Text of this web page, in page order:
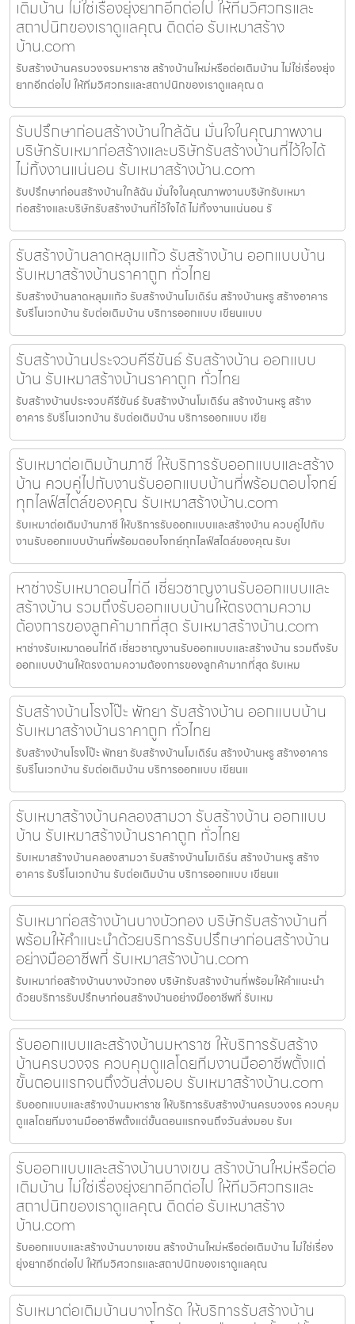
เติมบ้าน ไม่ใช่เรื่องยุ่งยากอีกต่อไป ให้ทีมวิศวกรและ
สถาปนิกของเราดูแลคุณ ติดต่อ รับเหมาสร้าง
บ้าน.com
รับสร้างบ้านครบวงจรมหาราช สร้างบ้านใหม่หรือต่อเติมบ้าน ไม่ใช่เรื่องยุ่ง
ยากอีกต่อไป ให้ทีมวิศวกรและสถาปนิกของเราดูแลคุณ ต
รับปรึกษาก่อนสร้างบ้านใกล้ฉัน มั่นใจในคุณภาพงาน
บริษัทรับเหมาก่อสร้างและบริษัทรับสร้างบ้านที่ไว้ใจได้
ไม่ทิ้งงานแน่นอน รับเหมาสร้างบ้าน.com
รับปรึกษาก่อนสร้างบ้านใกล้ฉัน มั่นใจในคุณภาพงานบริษัทรับเหมา
ก่อสร้างและบริษัทรับสร้างบ้านที่ไว้ใจได้ ไม่ทิ้งงานแน่นอน รั
รับสร้างบ้านลาดหลุมแก้ว รับสร้างบ้าน ออกแบบบ้าน
รับเหมาสร้างบ้านราคาถูก ทั่วไทย
รับสร้างบ้านลาดหลุมแก้ว รับสร้างบ้านโมเดิร์น สร้างบ้านหรู สร้างอาคาร
รับรีโนเวทบ้าน รับต่อเติมบ้าน บริการออกแบบ เขียนแบบ
รับสร้างบ้านประจวบคีรีขันธ์ รับสร้างบ้าน ออกแบบ
บ้าน รับเหมาสร้างบ้านราคาถูก ทั่วไทย
รับสร้างบ้านประจวบคีรีขันธ์ รับสร้างบ้านโมเดิร์น สร้างบ้านหรู สร้าง
อาคาร รับรีโนเวทบ้าน รับต่อเติมบ้าน บริการออกแบบ เขีย
รับเหมาต่อเติมบ้านภาชี ให้บริการรับออกแบบและสร้าง
บ้าน ควบคู่ไปกับงานรับออกแบบบ้านที่พร้อมตอบโจทย์
ทุกไลฟ์สไตล์ของคุณ รับเหมาสร้างบ้าน.com
รับเหมาต่อเติมบ้านภาชี ให้บริการรับออกแบบและสร้างบ้าน ควบคู่ไปกับ
งานรับออกแบบบ้านที่พร้อมตอบโจทย์ทุกไลฟ์สไตล์ของคุณ รับเ
หาช่างรับเหมาดอนไก่ดี เชี่ยวชาญงานรับออกแบบและ
สร้างบ้าน รวมถึงรับออกแบบบ้านให้ตรงตามความ
ต้องการของลูกค้ามากที่สุด รับเหมาสร้างบ้าน.com
หาช่างรับเหมาดอนไก่ดี เชี่ยวชาญงานรับออกแบบและสร้างบ้าน รวมถึงรับ
ออกแบบบ้านให้ตรงตามความต้องการของลูกค้ามากที่สุด รับเหม
รับสร้างบ้านโรงโป๊ะ พัทยา รับสร้างบ้าน ออกแบบบ้าน
รับเหมาสร้างบ้านราคาถูก ทั่วไทย
รับสร้างบ้านโรงโป๊ะ พัทยา รับสร้างบ้านโมเดิร์น สร้างบ้านหรู สร้างอาคาร
รับรีโนเวทบ้าน รับต่อเติมบ้าน บริการออกแบบ เขียนแ
รับเหมาสร้างบ้านคลองสามวา รับสร้างบ้าน ออกแบบ
บ้าน รับเหมาสร้างบ้านราคาถูก ทั่วไทย
รับเหมาสร้างบ้านคลองสามวา รับสร้างบ้านโมเดิร์น สร้างบ้านหรู สร้าง
อาคาร รับรีโนเวทบ้าน รับต่อเติมบ้าน บริการออกแบบ เขียนแ
รับเหมาก่อสร้างบ้านบางบัวทอง บริษัทรับสร้างบ้านที่
พร้อมให้คำแนะนำด้วยบริการรับปรึกษาก่อนสร้างบ้าน
อย่างมืออาชีพที่ รับเหมาสร้างบ้าน.com
รับเหมาก่อสร้างบ้านบางบัวทอง บริษัทรับสร้างบ้านที่พร้อมให้คำแนะนำ
ด้วยบริการรับปรึกษาก่อนสร้างบ้านอย่างมืออาชีพที่ รับเหม
รับออกแบบและสร้างบ้านมหาราช ให้บริการรับสร้าง
บ้านครบวงจร ควบคุมดูแลโดยทีมงานมืออาชีพตั้งแต่
ขั้นตอนแรกจนถึงวันส่งมอบ รับเหมาสร้างบ้าน.com
รับออกแบบและสร้างบ้านมหาราช ให้บริการรับสร้างบ้านครบวงจร ควบคุม
ดูแลโดยทีมงานมืออาชีพตั้งแต่ขั้นตอนแรกจนถึงวันส่งมอบ รับเ
รับออกแบบและสร้างบ้านบางเขน สร้างบ้านใหม่หรือต่อ
เติมบ้าน ไม่ใช่เรื่องยุ่งยากอีกต่อไป ให้ทีมวิศวกรและ
สถาปนิกของเราดูแลคุณ ติดต่อ รับเหมาสร้าง
บ้าน.com
รับออกแบบและสร้างบ้านบางเขน สร้างบ้านใหม่หรือต่อเติมบ้าน ไม่ใช่เรื่อง
ยุ่งยากอีกต่อไป ให้ทีมวิศวกรและสถาปนิกของเราดูแลคุณ
รับเหมาต่อเติมบ้านบางโทรัด ให้บริการรับสร้างบ้าน